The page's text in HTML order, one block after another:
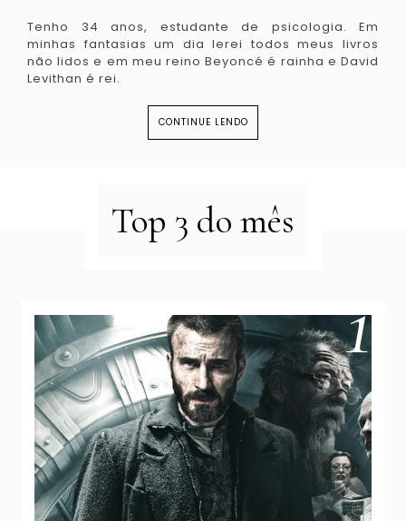
Tenho 34 anos, estudante de psicologia. Em
minhas fantasias um dia lerei todos meus livros
não lidos e em meu reino Beyoncé é rainha e David
Levithan é rei.
CONTINUE LENDO
Top 3 do mês